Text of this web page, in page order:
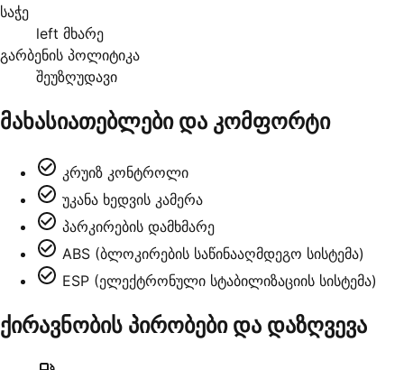
საჭე
left მხარე
გარბენის პოლიტიკა
შეუზღუდავი
მახასიათებლები და კომფორტი
კრუიზ კონტროლი
უკანა ხედვის კამერა
პარკირების დამხმარე
ABS (ბლოკირების საწინააღმდეგო სისტემა)
ESP (ელექტრონული სტაბილიზაციის სისტემა)
ქირავნობის პირობები და დაზღვევა